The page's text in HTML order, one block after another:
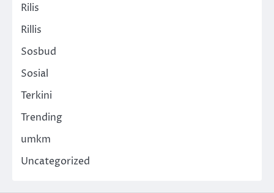
Rilis
Rillis
Sosbud
Sosial
Terkini
Trending
umkm
Uncategorized